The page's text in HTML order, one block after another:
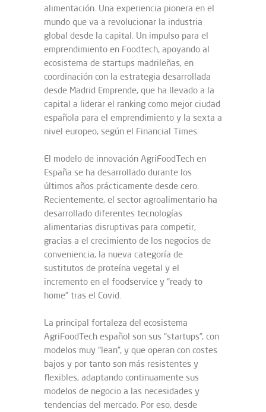
alimentación. Una experiencia pionera en el
mundo que va a revolucionar la industria
global desde la capital. Un impulso para el
emprendimiento en Foodtech, apoyando al
ecosistema de startups madrileñas, en
coordinación con la estrategia desarrollada
desde Madrid Emprende, que ha llevado a la
capital a liderar el ranking como mejor ciudad
española para el emprendimiento y la sexta a
nivel europeo, según el Financial Times.
El modelo de innovación AgriFoodTech en
España se ha desarrollado durante los
últimos años prácticamente desde cero.
Recientemente, el sector agroalimentario ha
desarrollado diferentes tecnologías
alimentarias disruptivas para competir,
gracias a el crecimiento de los negocios de
conveniencia, la nueva categoría de
sustitutos de proteína vegetal y el
incremento en el foodservice y “ready to
home” tras el Covid.
La principal fortaleza del ecosistema
AgriFoodTech español son sus “startups”, con
modelos muy “lean”, y que operan con costes
bajos y por tanto son más resistentes y
flexibles, adaptando continuamente sus
modelos de negocio a las necesidades y
tendencias del mercado. Por eso, desde